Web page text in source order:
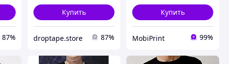
87%
Купить
droptape.store 87%
Купить
MobiPrint 99%